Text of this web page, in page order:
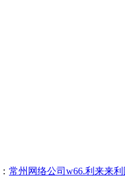
常州网络公司w66.利来来